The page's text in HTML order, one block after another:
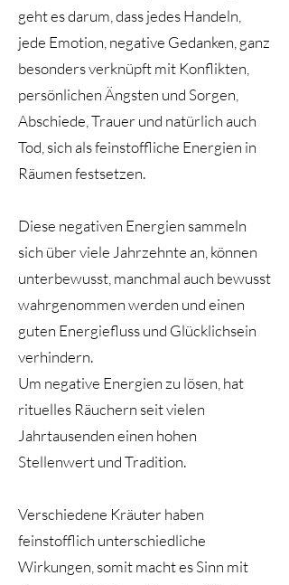
geht es darum, dass jedes Handeln,
jede Emotion, negative Gedanken, ganz
besonders verknüpft mit Konflikten,
persönlichen Ängsten und Sorgen,
Abschiede, Trauer und natürlich auch
Tod, sich als feinstoffliche Energien in
Räumen festsetzen.
Diese negativen Energien sammeln
sich über viele Jahrzehnte an, können
unterbewusst, manchmal auch bewusst
wahrgenommen werden und einen
guten Energiefluss und Glücklichsein
verhindern.
Um negative Energien zu lösen, hat
rituelles Räuchern seit vielen
Jahrtausenden einen hohen
Stellenwert und Tradition.
Verschiedene Kräuter haben
feinstofflich unterschiedliche
Wirkungen, somit macht es Sinn mit